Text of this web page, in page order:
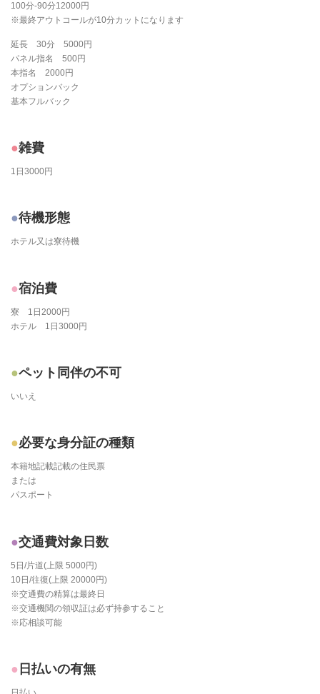
100分-90分12000円
※最終アウトコールが10分カットになります
延長 30分 5000円
パネル指名 500円
本指名 2000円
オプションバック
基本フルバック
雑費
1日3000円
待機形態
ホテル又は寮待機
宿泊費
寮 1日2000円
ホテル 1日3000円
ペット同伴の不可
いいえ
必要な身分証の種類
本籍地記載記載の住民票
または
パスポート
交通費対象日数
5日/片道(上限 5000円)
10日/往復(上限 20000円)
※交通費の精算は最終日
※交通機関の領収証は必ず持参すること
※応相談可能
日払いの有無